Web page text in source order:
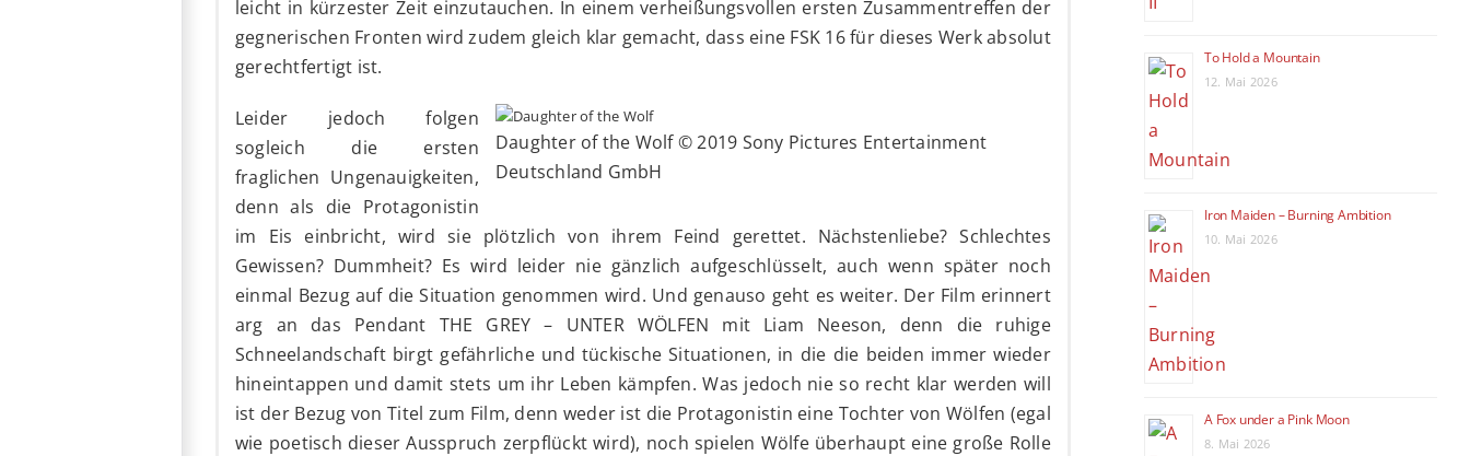
leicht in kürzester Zeit einzutauchen. In einem verheißungsvollen ersten Zusammentreffen der
gegnerischen Fronten wird zudem gleich klar gemacht, dass eine FSK 16 für dieses Werk absolut
gerechtfertigt ist.
Daughter of the Wolf © 2019 Sony Pictures Entertainment
Deutschland GmbH
Leider jedoch folgen
sogleich die ersten
fraglichen Ungenauigkeiten,
denn als die Protagonistin
im Eis einbricht, wird sie plötzlich von ihrem Feind gerettet. Nächstenliebe? Schlechtes
Gewissen? Dummheit? Es wird leider nie gänzlich aufgeschlüsselt, auch wenn später noch
einmal Bezug auf die Situation genommen wird. Und genauso geht es weiter. Der Film erinnert
arg an das Pendant THE GREY – UNTER WÖLFEN mit Liam Neeson, denn die ruhige
Schneelandschaft birgt gefährliche und tückische Situationen, in die die beiden immer wieder
hineintappen und damit stets um ihr Leben kämpfen. Was jedoch nie so recht klar werden will
ist der Bezug von Titel zum Film, denn weder ist die Protagonistin eine Tochter von Wölfen (egal
wie poetisch dieser Ausspruch zerpflückt wird), noch spielen Wölfe überhaupt eine große Rolle
To Hold a Mountain
12. Mai 2026
Iron Maiden – Burning Ambition
10. Mai 2026
A Fox under a Pink Moon
8. Mai 2026